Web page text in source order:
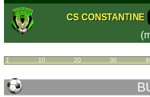
CS CONSTANTINE
1 10 20 30